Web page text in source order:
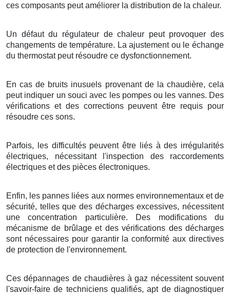
ces composants peut améliorer la distribution de la chaleur.
Un défaut du régulateur de chaleur peut provoquer des
changements de température. La ajustement ou le échange
du thermostat peut résoudre ce dysfonctionnement.
En cas de bruits inusuels provenant de la chaudière, cela
peut indiquer un souci avec les pompes ou les vannes. Des
vérifications et des corrections peuvent être requis pour
résoudre ces sons.
Parfois, les difficultés peuvent être liés à des irrégularités
électriques, nécessitant l'inspection des raccordements
électriques et des pièces électroniques.
Enfin, les pannes liées aux normes environnementaux et de
sécurité, telles que des décharges excessives, nécessitent
une concentration particulière. Des modifications du
mécanisme de brûlage et des vérifications des décharges
sont nécessaires pour garantir la conformité aux directives
de protection de l'environnement.
Ces dépannages de chaudières à gaz nécessitent souvent
l'savoir-faire de techniciens qualifiés, apt de diagnostiquer